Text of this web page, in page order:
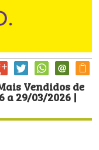
Vendidos de
a 29/03/2026 |